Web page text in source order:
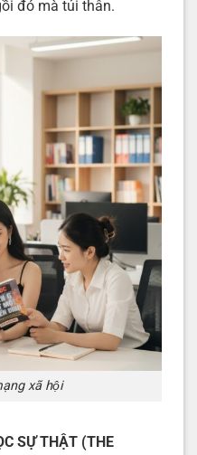
đó mà tủi thân.
xã hội
SỰ THẬT (THE